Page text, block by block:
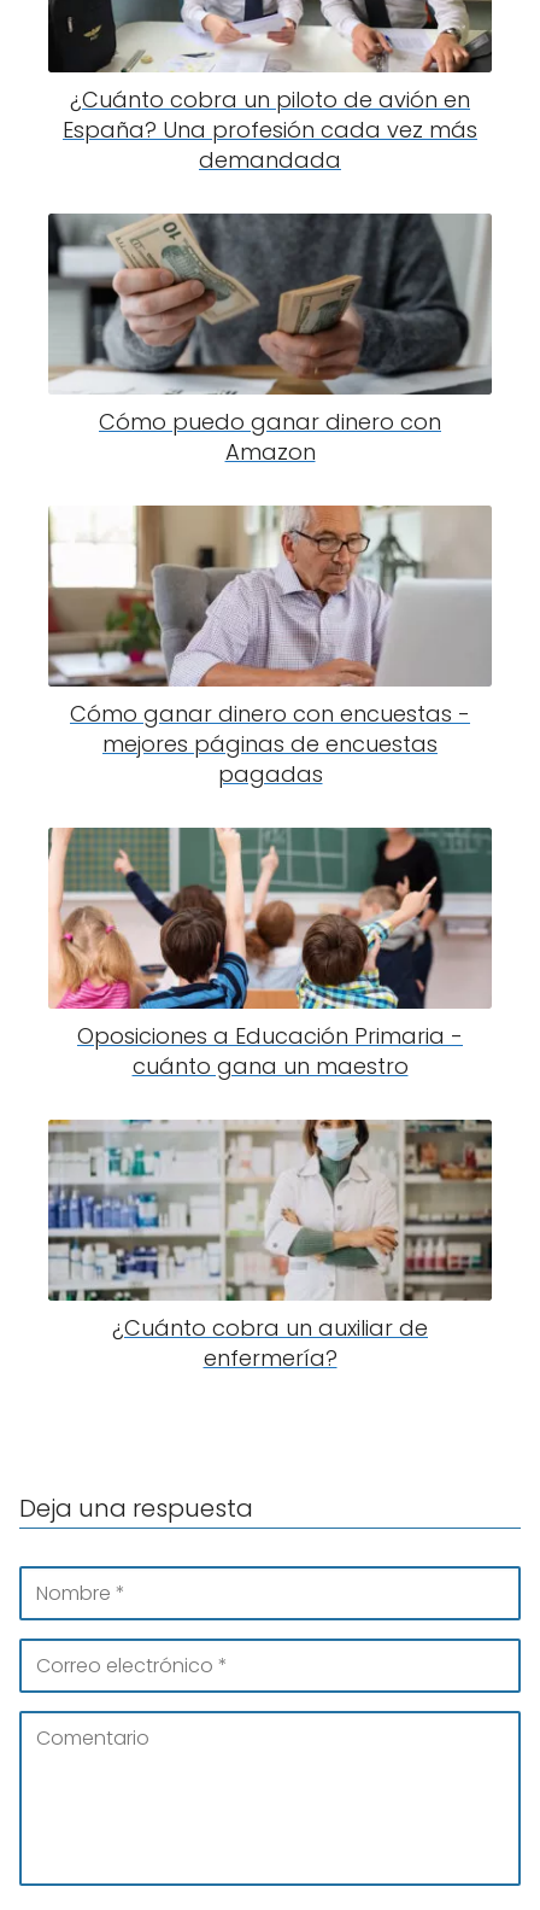
¿Cuánto cobra un piloto de avión en
España? Una profesión cada vez más
demandada
Cómo puedo ganar dinero con
Amazon
Cómo ganar dinero con encuestas -
mejores páginas de encuestas
pagadas
Oposiciones a Educación Primaria -
cuánto gana un maestro
¿Cuánto cobra un auxiliar de
enfermería?
Deja una respuesta